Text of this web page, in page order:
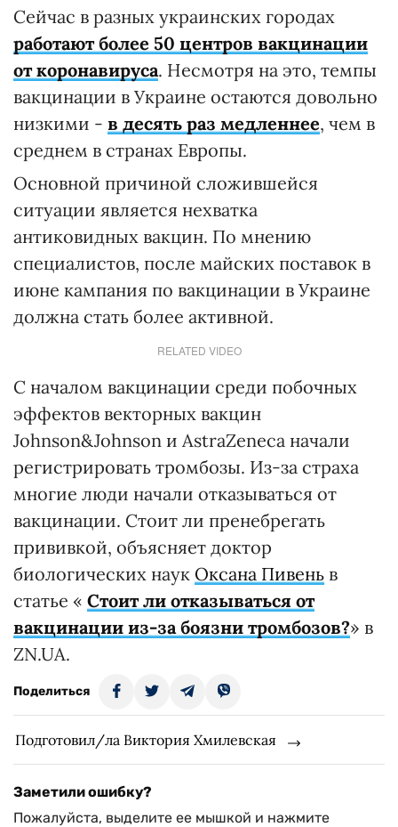
Сейчас в разных украинских городах
работают более 50 центров вакцинации
от коронавируса. Несмотря на это, темпы
вакцинации в Украине остаются довольно
низкими - в десять раз медленнее, чем в
среднем в странах Европы.
Основной причиной сложившейся
ситуации является нехватка
антиковидных вакцин. По мнению
специалистов, после майских поставок в
июне кампания по вакцинации в Украине
должна стать более активной.
RELATED VIDEO
С началом вакцинации среди побочных
эффектов векторных вакцин
Johnson&Johnson и AstraZeneca начали
регистрировать тромбозы. Из-за страха
многие люди начали отказываться от
вакцинации. Стоит ли пренебрегать
прививкой, объясняет доктор
биологических наук Оксана Пивень в
статье « Стоит ли отказываться от
вакцинации из-за боязни тромбозов?» в
ZN.UA.
Поделиться
Подготовил/ла Виктория Хмилевская
Заметили ошибку?
Пожалуйста, выделите ее мышкой и нажмите